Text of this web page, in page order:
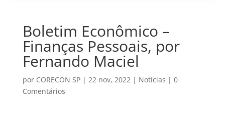
Boletim Econômico –
Finanças Pessoais, por
Fernando Maciel
por CORECON SP| 22 nov, 2022 | Notícias | 0
Comentários